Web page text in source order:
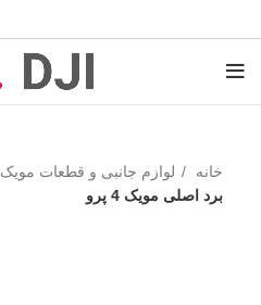
خانه
لوازم جانبی و قطعات مویک 4 پرو
برد اصلی مویک 4 پرو